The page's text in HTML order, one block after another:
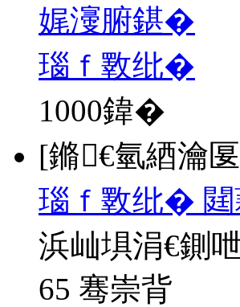
娓濅腑鍖�
瑙ｆ斁纰�
1000鍏�
[鏅€氫綇瀹匽
瑙ｆ斁纰�
浜屾埧涓€鍘
65 骞崇背